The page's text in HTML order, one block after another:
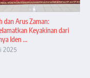
dan Arus Zaman:
Keyakinan dari
Iden ...
2025